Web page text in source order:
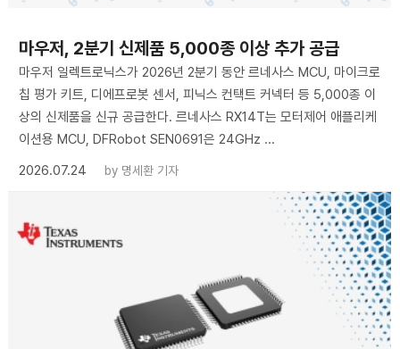
마우저, 2분기 신제품 5,000종 이상 추가 공급
마우저 일렉트로닉스가 2026년 2분기 동안 르네사스 MCU, 마이크로
칩 평가 키트, 디에프로봇 센서, 피닉스 컨택트 커넥터 등 5,000종 이
상의 신제품을 신규 공급한다. 르네사스 RX14T는 모터제어 애플리케
이션용 MCU, DFRobot SEN0691은 24GHz ...
2026.07.24
by 명세환 기자